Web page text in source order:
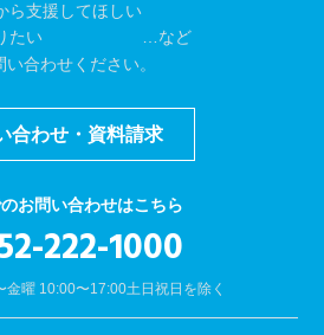
ら支援してほしい
知りたい …など
合わせください。
合わせ・資料請求
お問い合わせはこちら
222-1000
金曜 10:00〜17:00土日祝日を除く